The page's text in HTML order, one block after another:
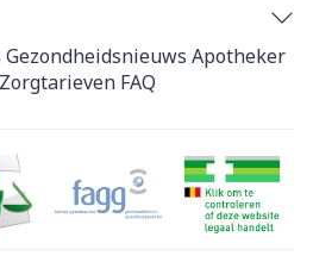
Gezondheidsnieuws Apotheker
Zorgtarieven FAQ